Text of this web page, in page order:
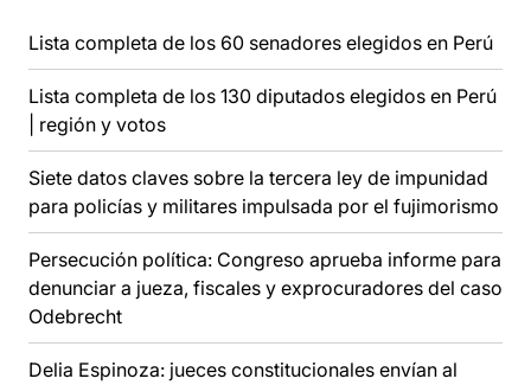
Lista completa de los 60 senadores elegidos en Perú
Lista completa de los 130 diputados elegidos en Perú
| región y votos
Siete datos claves sobre la tercera ley de impunidad
para policías y militares impulsada por el fujimorismo
Persecución política: Congreso aprueba informe para
denunciar a jueza, fiscales y exprocuradores del caso
Odebrecht
Delia Espinoza: jueces constitucionales envían al